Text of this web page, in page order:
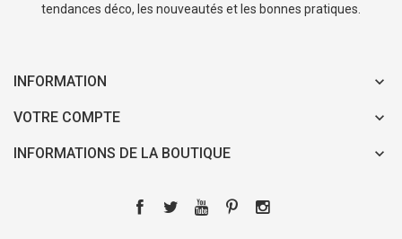
tendances déco, les nouveautés et les bonnes pratiques.
INFORMATION
VOTRE COMPTE
INFORMATIONS DE LA BOUTIQUE